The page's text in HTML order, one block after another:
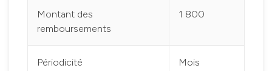
Montant des
remboursements
1 800
Périodicité Mois